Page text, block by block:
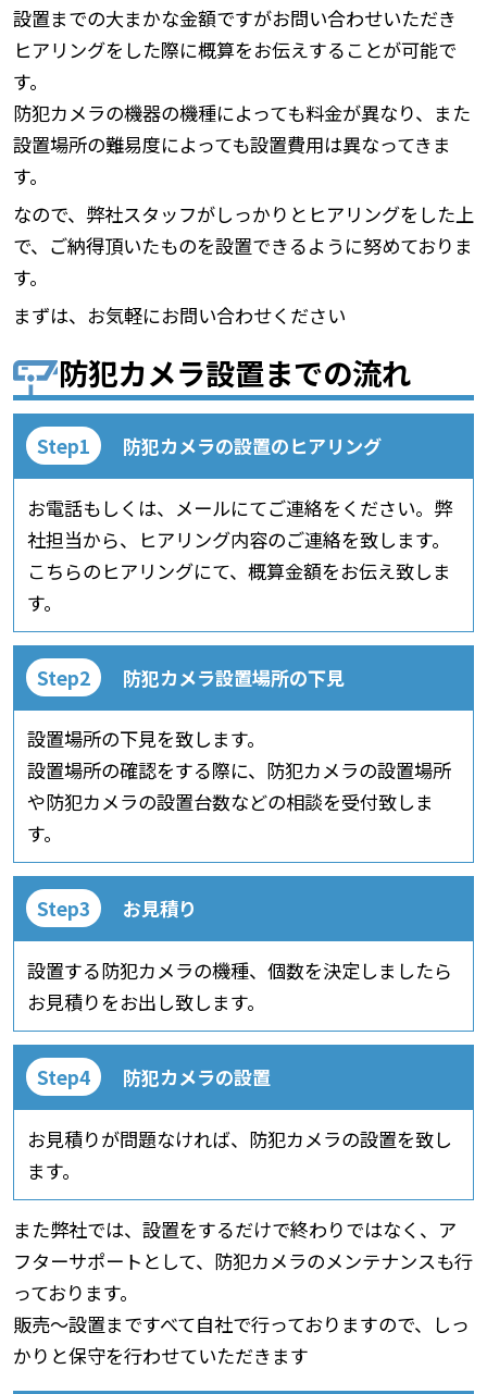
設置までの大まかな金額ですがお問い合わせいただき
ヒアリングをした際に概算をお伝えすることが可能で
す。
防犯カメラの機器の機種によっても料金が異なり、また
設置場所の難易度によっても設置費用は異なってきま
す。
なので、弊社スタッフがしっかりとヒアリングをした上
で、ご納得頂いたものを設置できるように努めておりま
す。
まずは、お気軽にお問い合わせください
防犯カメラ設置までの流れ
防犯カメラの設置のヒアリング
お電話もしくは、メールにてご連絡をください。弊
社担当から、ヒアリング内容のご連絡を致します。
こちらのヒアリングにて、概算金額をお伝え致しま
す。
防犯カメラ設置場所の下見
設置場所の下見を致します。
設置場所の確認をする際に、防犯カメラの設置場所
や防犯カメラの設置台数などの相談を受付致しま
す。
お見積り
設置する防犯カメラの機種、個数を決定しましたら
お見積りをお出し致します。
防犯カメラの設置
お見積りが問題なければ、防犯カメラの設置を致し
ます。
また弊社では、設置をするだけで終わりではなく、ア
フターサポートとして、防犯カメラのメンテナンスも行
っております。
販売〜設置まですべて自社で行っておりますので、しっ
かりと保守を行わせていただきます